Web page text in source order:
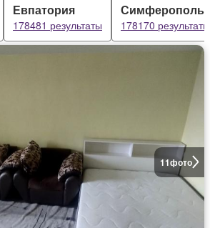
Евпатория
178481 результаты
Симферополь
178170 результаты
11фото